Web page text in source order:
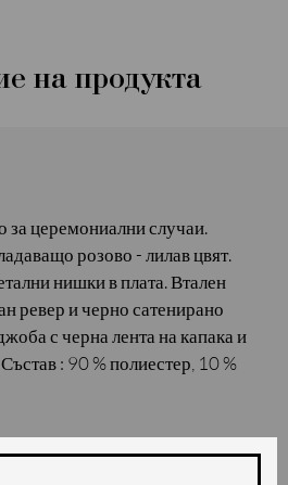
на продукта
за церемониални случаи.
розово - лилав цвят.
нишки в плата. Втален
ревер и черно сатенирано
с черна лента на капака и
: 90 % полиестер, 10 %